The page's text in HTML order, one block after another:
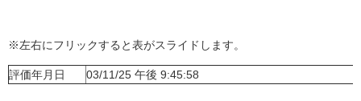
※左右にフリックすると表がスライドします。
評価年月日 03/11/25 午後 9:45:58